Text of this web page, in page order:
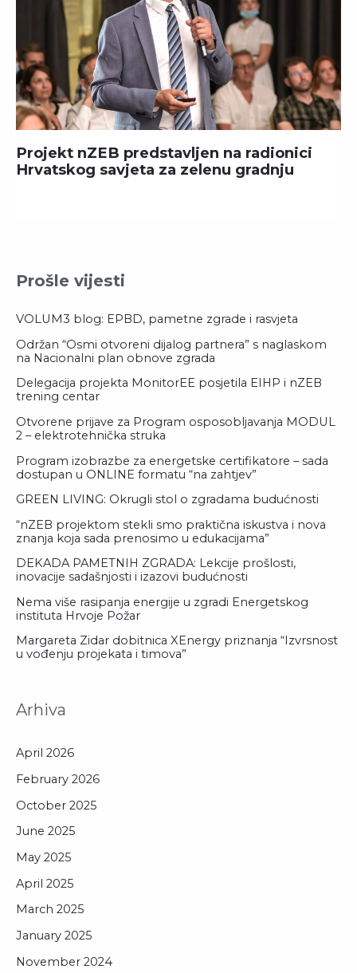
Projekt nZEB predstavljen na radionici
Hrvatskog savjeta za zelenu gradnju
Prošle vijesti
VOLUM3 blog: EPBD, pametne zgrade i rasvjeta
Održan “Osmi otvoreni dijalog partnera” s naglaskom
na Nacionalni plan obnove zgrada
Delegacija projekta MonitorEE posjetila EIHP i nZEB
trening centar
Otvorene prijave za Program osposobljavanja MODUL
2 – elektrotehnička struka
Program izobrazbe za energetske certifikatore – sada
dostupan u ONLINE formatu “na zahtjev”
GREEN LIVING: Okrugli stol o zgradama budućnosti
“nZEB projektom stekli smo praktična iskustva i nova
znanja koja sada prenosimo u edukacijama”
DEKADA PAMETNIH ZGRADA: Lekcije prošlosti,
inovacije sadašnjosti i izazovi budućnosti
Nema više rasipanja energije u zgradi Energetskog
instituta Hrvoje Požar
Margareta Zidar dobitnica XEnergy priznanja “Izvrsnost
u vođenju projekata i timova”
Arhiva
April 2026
February 2026
October 2025
June 2025
May 2025
April 2025
March 2025
January 2025
November 2024